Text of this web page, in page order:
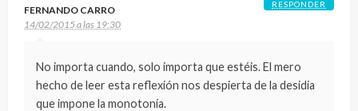
FERNANDO CARRO
14/02/2015 a las 19:30
No importa cuando, solo importa que estéis. El mero
hecho de leer esta reflexión nos despierta de la desidia
que impone la monotonía.
RESPONDER